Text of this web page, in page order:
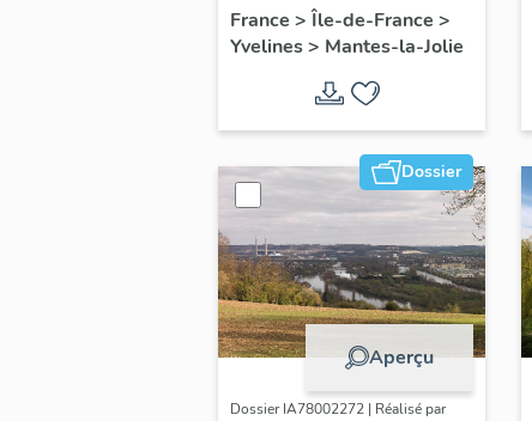
France > Île-de-France >
Yvelines> Mantes-la-Jolie
Dossier
Aperçu
Dossier IA78002272 | Réalisé par